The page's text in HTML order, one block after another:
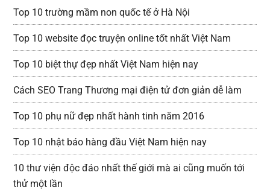
Top 10 trường mầm non quốc tế ở Hà Nội
Top 10 website đọc truyện online tốt nhất Việt Nam
Top 10 biệt thự đẹp nhất Việt Nam hiện nay
Cách SEO Trang Thương mại điện tử đơn giản dễ làm
Top 10 phụ nữ đẹp nhất hành tinh năm 2016
Top 10 nhật báo hàng đầu Việt Nam hiện nay
10 thư viện độc đáo nhất thế giới mà ai cũng muốn tới
thử một lần